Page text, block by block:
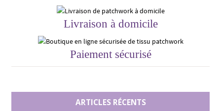
Livraison à domicile
Paiement sécurisé
ARTICLES RÉCENTS